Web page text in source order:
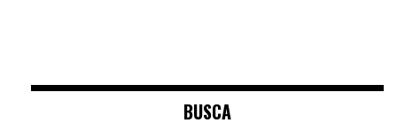
BUSCA